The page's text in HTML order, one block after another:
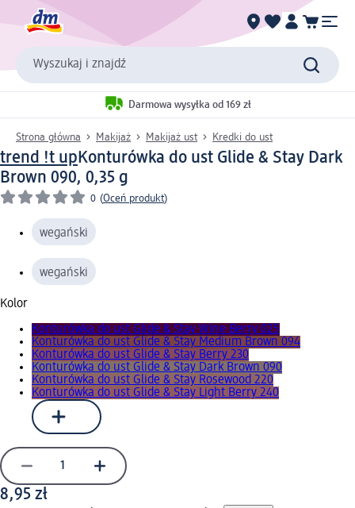
Wyszukaj i znajdź
Darmowa wysyłka od 169 zł
Strona główna Makijaż Makijaż ust Kredki do ust
trend !t up Konturówka do ust Glide & Stay Dark
Brown 090, 0,35 g
0 (Oceń produkt)
wegański
wegański
Kolor
Konturówka do ust Glide & Stay Wine Berry 025
Konturówka do ust Glide & Stay Medium Brown 094
Konturówka do ust Glide & Stay Berry 230
Konturówka do ust Glide & Stay Dark Brown 090
Konturówka do ust Glide & Stay Rosewood 220
Konturówka do ust Glide & Stay Light Berry 240
8,95 zł